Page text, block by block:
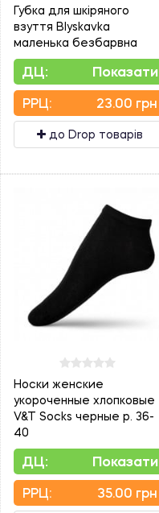
Губка для шкіряного
взуття Blyskavka
маленька безбарвна
ДЦ: Показати
PPЦ: 23.00 грн
до Drop товарів
Носки женские
укороченные хлопковые
V&T Socks черные р. 36-
40
ДЦ: Показати
PPЦ: 35.00 грн